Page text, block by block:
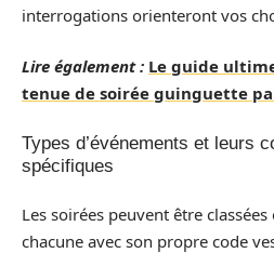
interrogations orienteront vos
Lire également : Le guide
tenue de soirée guinguette
Types d’événements et leurs
spécifiques
Les soirées peuvent être
chacune avec son propre code